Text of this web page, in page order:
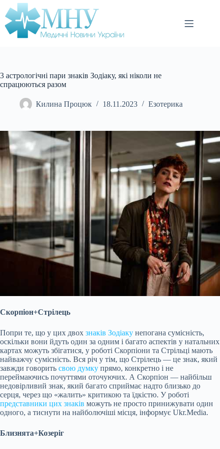
Перейти
до
вмісту
3 астрологічні пари знаків Зодіаку, які ніколи не
спрацюються разом
Килина Процюк 18.11.2023 Езотерика
Скорпіон+Стрілець
Попри те, що у цих двох знаків Зодіаку непогана сумісність,
оскільки вони йдуть один за одним і багато аспектів у натальних
картах можуть збігатися, у роботі Скорпіони та Стрільці мають
найважчу сумісність. Вся річ у тім, що Стрілець — це знак, який
завжди говорить свою думку прямо, конкретно і не
переймаючись почуттями оточуючих. А Скорпіон — найбільш
недовірливий знак, який багато сприймає надто близько до
серця, через що «жалить» критикою та їдкістю. У роботі
представники цих знаків можуть не просто принижувати один
одного, а тиснути на найболючіші місця, інформує Ukr.Media.
Близнята+Козеріг